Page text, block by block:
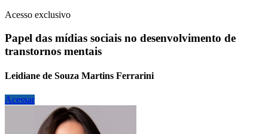
Acesso exclusivo
Papel das mídias sociais no desenvolvimento de
transtornos mentais
Leidiane de Souza Martins Ferrarini
Acessar